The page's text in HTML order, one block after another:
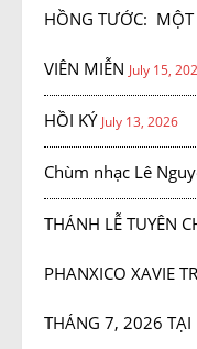
HỒNG TƯỚC: MỘT
VIÊN MIỄN July 15,
HỒI KÝ July 13, 2026
Chùm nhạc Lê
THÁNH LỄ TUYÊN
PHANXICO XAVIE
THÁNG 7, 2026 TẠI